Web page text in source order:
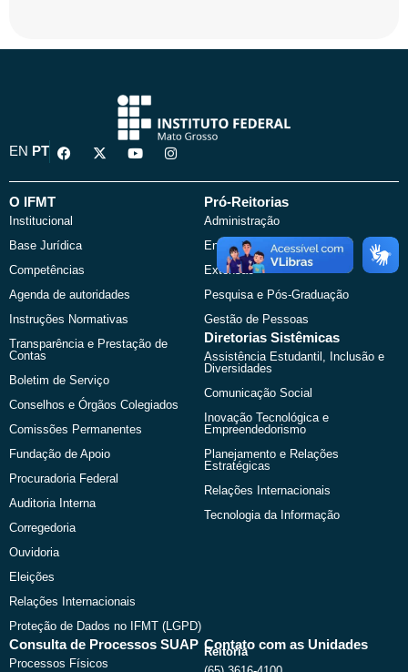
EN PT
F
a
e
o
k
X
-
w
Y
o
t
I
n
t
O IFMT
Institucional
Base Jurídica
Competências
Agenda de autoridades
Instruções Normativas
Transparência e Prestação de
Contas
Boletim de Serviço
Conselhos e Órgãos Colegiados
Comissões Permanentes
Fundação de Apoio
Procuradoria Federal
Auditoria Interna
Corregedoria
Ouvidoria
Eleições
Relações Internacionais
Proteção de Dados no IFMT (LGPD)
Pró-Reitorias
Administração
Ensino
Extensão
Pesquisa e Pós-Graduação
Gestão de Pessoas
Diretorias Sistêmicas
Assistência Estudantil, Inclusão e
Diversidades
Comunicação Social
Inovação Tecnológica e
Empreendedorismo
Planejamento e Relações
Estratégicas
Relações Internacionais
Tecnologia da Informação
Consulta de Processos SUAP
Processos Físicos
Contato com as Unidades
Reitoria